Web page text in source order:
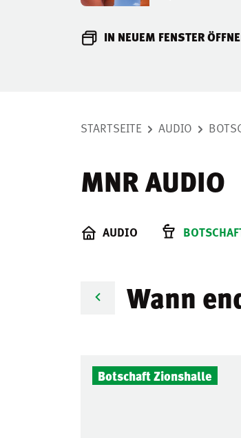
IN NEUEM FENSTER
STARTSEITE AUDIO
MNR AUDIO
AUDIO
Wann
Botschaft Zionshalle